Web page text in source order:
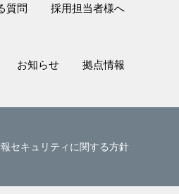
質問 採用担当者様へ
お知らせ 拠点情報
セキュリティに関する方針